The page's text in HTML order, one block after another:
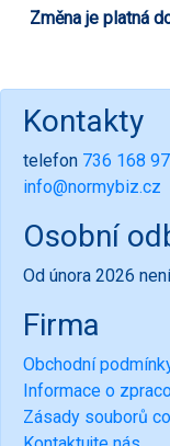
Změna je platná
Kontakty
telefon 736 168
info@normybiz.cz
Osobní
Od února 2026
Firma
Obchodní
Informace o
Zásady souborů